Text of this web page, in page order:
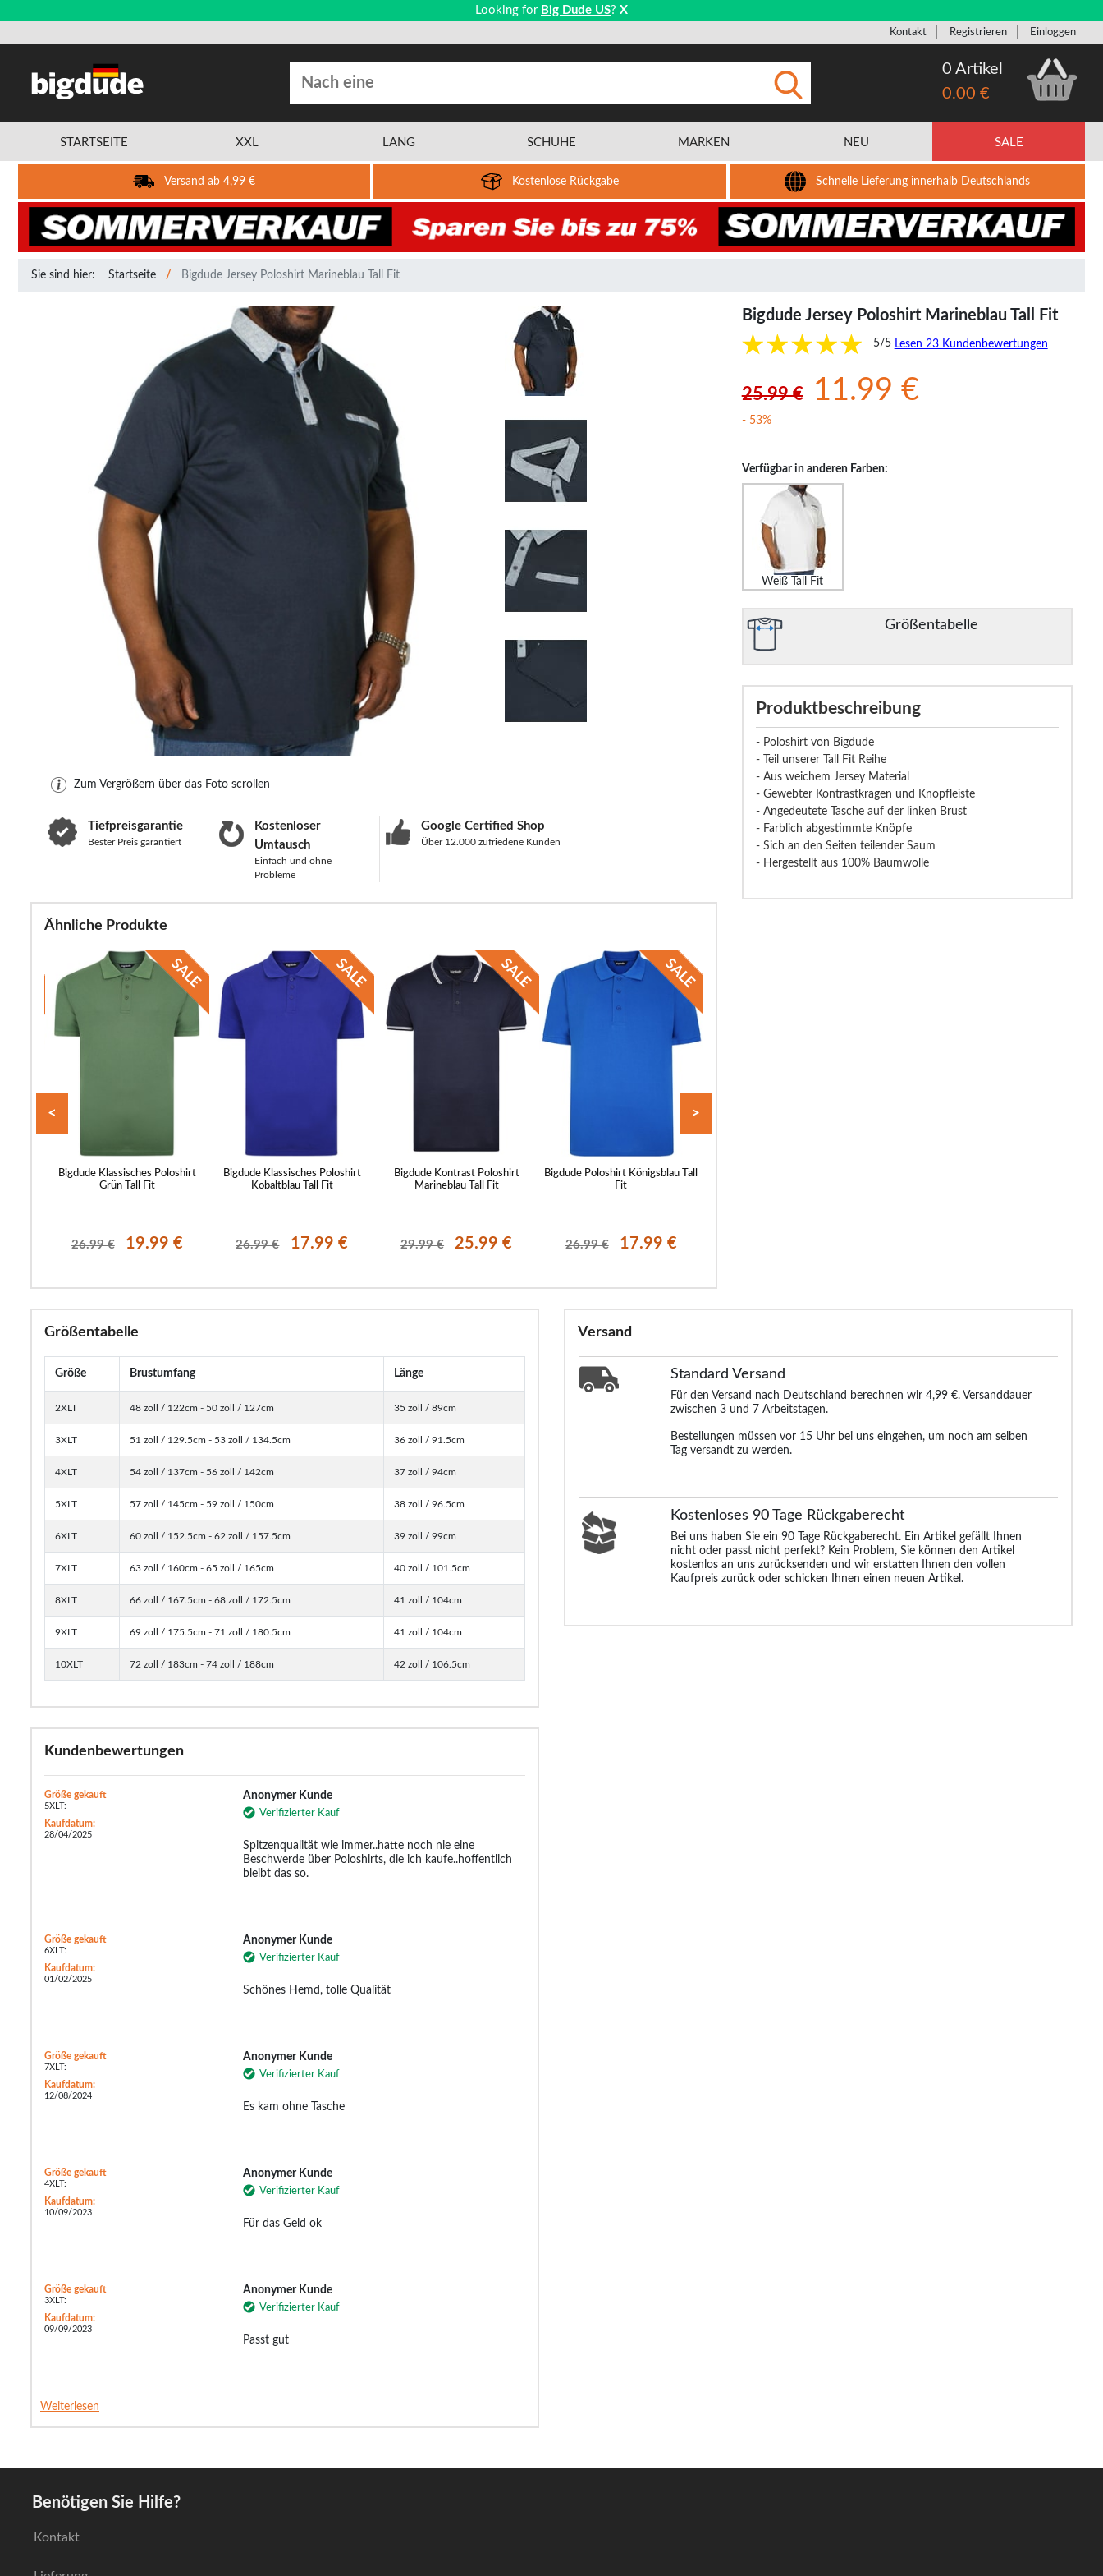
Looking for Big Dude US? X
Kontakt Registrieren Einloggen
0 Artikel
0.00 €
STARTSEITE XXL LANG SCHUHE MARKEN NEU SALE
Versand ab 4,99 € Kostenlose Rückgabe Schnelle Lieferung innerhalb Deutschlands
Sie sind hier: Startseite Bigdude Jersey Poloshirt Marineblau Tall Fit
Zum Vergrößern über das Foto scrollen
Tiefpreisgarantie
Bester Preis garantiert
Kostenloser
Umtausch
Einfach und ohne
Probleme
Google Certified Shop
Über 12.000 zufriedene Kunden
Ähnliche Produkte
Bigdude Klassisches Poloshirt
Grün Tall Fit
26.99 € 19.99 €
Bigdude Klassisches Poloshirt
Kobaltblau Tall Fit
26.99 € 17.99 €
Bigdude Kontrast Poloshirt
Marineblau Tall Fit
29.99 € 25.99 €
Bigdude Poloshirt Königsblau Tall
Fit
26.99 € 17.99 €
< >
Bigdude Jersey Poloshirt Marineblau Tall Fit
5/5 Lesen 23 Kundenbewertungen
25.99 € 11.99 €
- 53%
Verfügbar in anderen Farben:
Weiß Tall Fit
Größentabelle
Produktbeschreibung
- Poloshirt von Bigdude
- Teil unserer Tall Fit Reihe
- Aus weichem Jersey Material
- Gewebter Kontrastkragen und Knopfleiste
- Angedeutete Tasche auf der linken Brust
- Farblich abgestimmte Knöpfe
- Sich an den Seiten teilender Saum
- Hergestellt aus 100% Baumwolle
Versand
StandardVersand
Für den Versand nach Deutschland berechnen wir 4,99 €. Versanddauer
zwischen 3 und 7 Arbeitstagen.
Bestellungen müssen vor 15 Uhr bei uns eingehen, um noch am selben
Tag versandt zu werden.
Kostenloses 90 Tage Rückgaberecht
Bei uns haben Sie ein 90 Tage Rückgaberecht. Ein Artikel gefällt Ihnen
nicht oder passt nicht perfekt? Kein Problem, Sie können den Artikel
kostenlos an uns zurücksenden und wir erstatten Ihnen den vollen
Kaufpreis zurück oder schicken Ihnen einen neuen Artikel.
Größentabelle
Größe Brustumfang Länge
2XLT 48 zoll / 122cm - 50 zoll / 127cm 35 zoll / 89cm
3XLT 51 zoll / 129.5cm - 53 zoll / 134.5cm 36 zoll / 91.5cm
4XLT 54 zoll / 137cm - 56 zoll / 142cm 37 zoll / 94cm
5XLT 57 zoll / 145cm - 59 zoll / 150cm 38 zoll / 96.5cm
6XLT 60 zoll / 152.5cm - 62 zoll / 157.5cm 39 zoll / 99cm
7XLT 63 zoll / 160cm - 65 zoll / 165cm 40 zoll / 101.5cm
8XLT 66 zoll / 167.5cm - 68 zoll / 172.5cm 41 zoll / 104cm
9XLT 69 zoll / 175.5cm - 71 zoll / 180.5cm 41 zoll / 104cm
10XLT 72 zoll / 183cm - 74 zoll / 188cm 42 zoll / 106.5cm
Kundenbewertungen
Größe gekauft
5XLT:
Kaufdatum:
28/04/2025
Anonymer Kunde
Verifizierter Kauf
Spitzenqualität wie immer..hatte noch nie eine
Beschwerde über Poloshirts, die ich kaufe..hoffentlich
bleibt das so.
Größe gekauft
6XLT:
Kaufdatum:
01/02/2025
Anonymer Kunde
Verifizierter Kauf
Schönes Hemd, tolle Qualität
Größe gekauft
7XLT:
Kaufdatum:
12/08/2024
Anonymer Kunde
Verifizierter Kauf
Es kam ohne Tasche
Größe gekauft
4XLT:
Kaufdatum:
10/09/2023
Anonymer Kunde
Verifizierter Kauf
Für das Geld ok
Größe gekauft
3XLT:
Kaufdatum:
09/09/2023
Anonymer Kunde
Verifizierter Kauf
Passt gut
Weiterlesen
Benötigen Sie Hilfe?
Kontakt